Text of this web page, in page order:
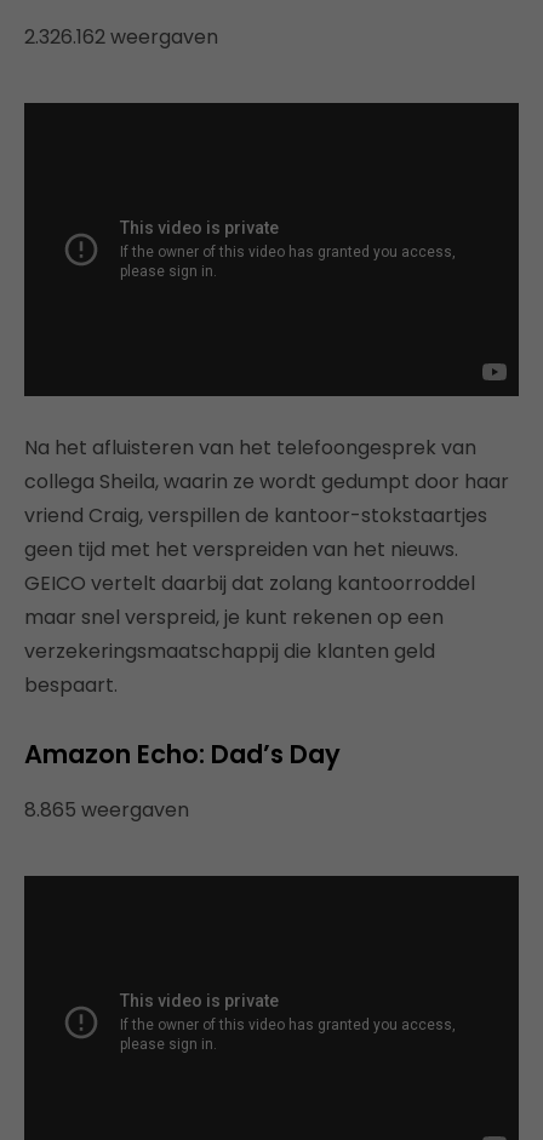
2.326.162 weergaven
Na het afluisteren van het telefoongesprek van
collega Sheila, waarin ze wordt gedumpt door haar
vriend Craig, verspillen de kantoor-stokstaartjes
geen tijd met het verspreiden van het nieuws.
GEICO vertelt daarbij dat zolang kantoorroddel
maar snel verspreid, je kunt rekenen op een
verzekeringsmaatschappij die klanten geld
bespaart.
Amazon Echo: Dad’s Day
8.865 weergaven